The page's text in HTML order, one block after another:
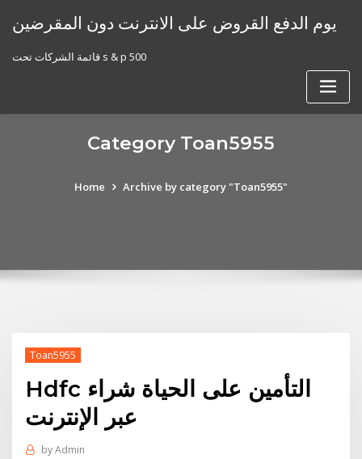
يوم الدفع القروض على الانترنت دون المقرضين
قائمة الشركات تحت s & p 500
Category Toan5955
Home Archive by category "Toan5955"
Toan5955
Hdfc التأمين على الحياة شراء
عبر الإنترنت
byAdmin